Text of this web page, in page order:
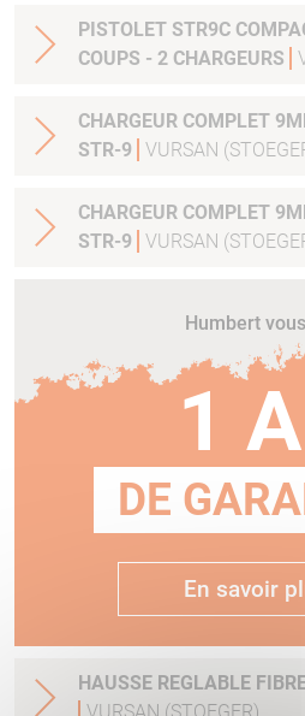
PISTOLET STR9C COMPACT
COUPS - 2 CHARGEURS
CHARGEUR COMPLET
STR-9
VURSAN
CHARGEUR COMPLET
STR-9
VURSAN
Humbert
1
DE
En savoir
HAUSSE REGLABLE